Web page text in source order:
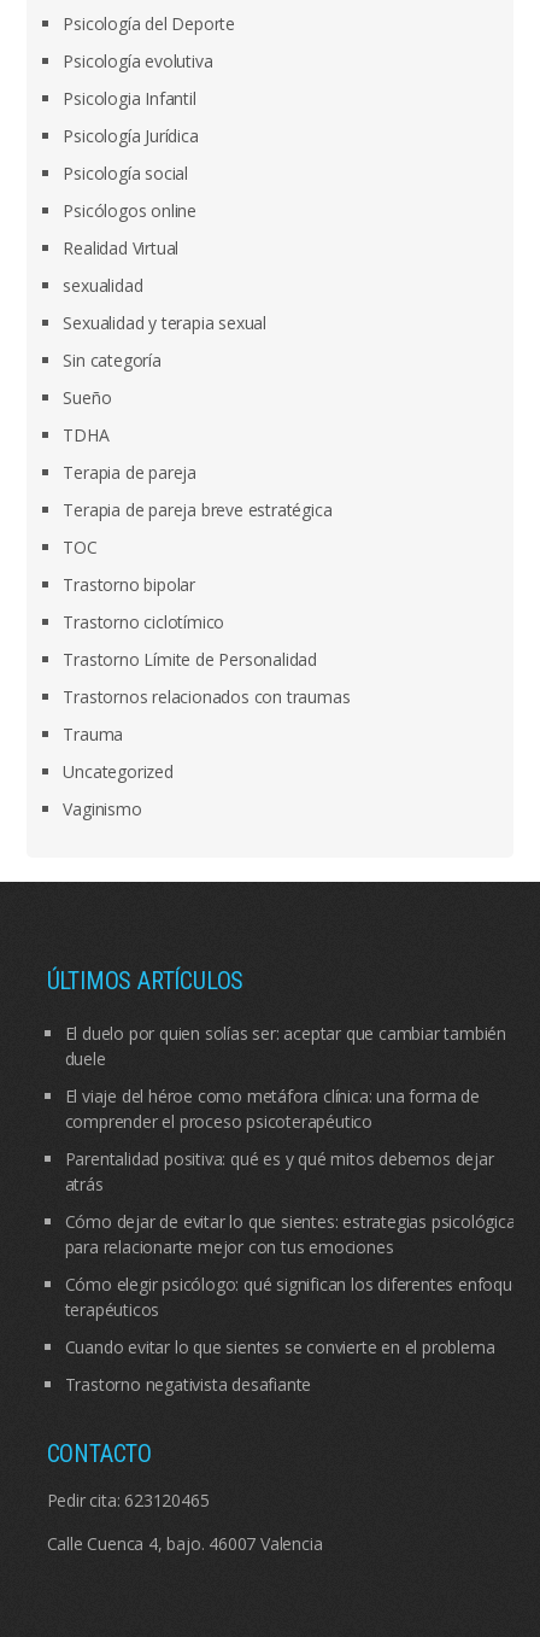
Psicología del Deporte
Psicología evolutiva
Psicologia Infantil
Psicología Jurídica
Psicología social
Psicólogos online
Realidad Virtual
sexualidad
Sexualidad y terapia sexual
Sin categoría
Sueño
TDHA
Terapia de pareja
Terapia de pareja breve estratégica
TOC
Trastorno bipolar
Trastorno ciclotímico
Trastorno Límite de Personalidad
Trastornos relacionados con traumas
Trauma
Uncategorized
Vaginismo
ÚLTIMOS ARTÍCULOS
El duelo por quien solías ser: aceptar que cambiar también
duele
El viaje del héroe como metáfora clínica: una forma de
comprender el proceso psicoterapéutico
Parentalidad positiva: qué es y qué mitos debemos dejar
atrás
Cómo dejar de evitar lo que sientes: estrategias psicológicas
para relacionarte mejor con tus emociones
Cómo elegir psicólogo: qué significan los diferentes enfoques
terapéuticos
Cuando evitar lo que sientes se convierte en el problema
Trastorno negativista desafiante
CONTACTO
Pedir cita: 623120465
Calle Cuenca 4, bajo. 46007 Valencia